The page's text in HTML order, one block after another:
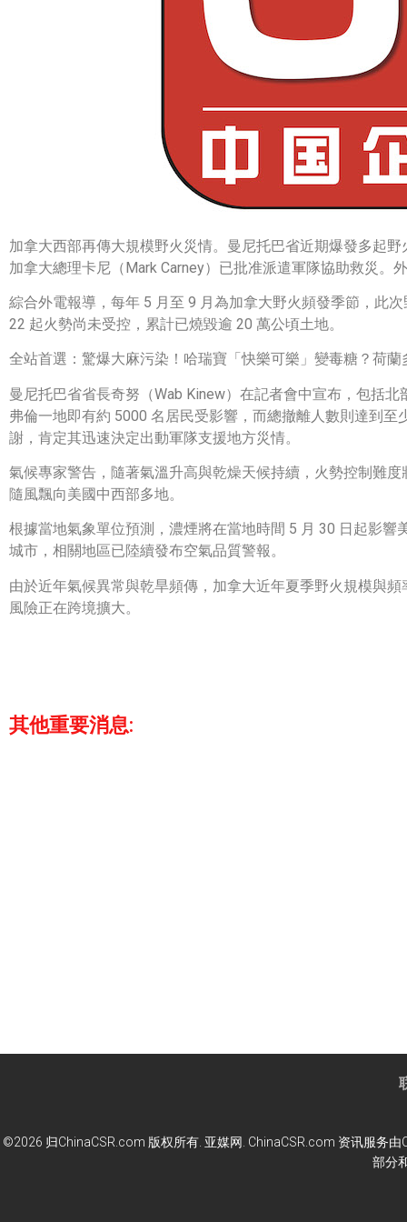
加拿大西部再傳大規模野火災情。曼尼托巴省近期爆發多起
加拿大總理卡尼（Mark Carney）已批准派遣軍隊協助救災
綜合外電報導，每年 5 月至 9 月為加拿大野火頻發季節，此
22 起火勢尚未受控，累計已燒毀逾 20 萬公頃土地。
全站首選：驚爆大麻污染！哈瑞寶「快樂可樂」變毒糖？荷蘭
曼尼托巴省省長奇努（Wab Kinew）在記者會中宣布，包括
弗倫一地即有約 5000 名居民受影響，而總撤離人數則達到
謝，肯定其迅速決定出動軍隊支援地方災情。
氣候專家警告，隨著氣溫升高與乾燥天候持續，火勢控制難
隨風飄向美國中西部多地。
根據當地氣象單位預測，濃煙將在當地時間 5 月 30 日起影
城市，相關地區已陸續發布空氣品質警報。
由於近年氣候異常與乾旱頻傳，加拿大近年夏季野火規模與
風險正在跨境擴大。
其他重要消息:
©2026 归ChinaCSR.com 版权所有. 亚媒网. ChinaCSR.com 资讯服务
部分